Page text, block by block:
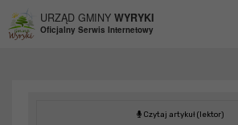
URZĄD GMINY WYRYKI
Oficjalny Serwis Internetowy
Czytaj artykuł (lektor)